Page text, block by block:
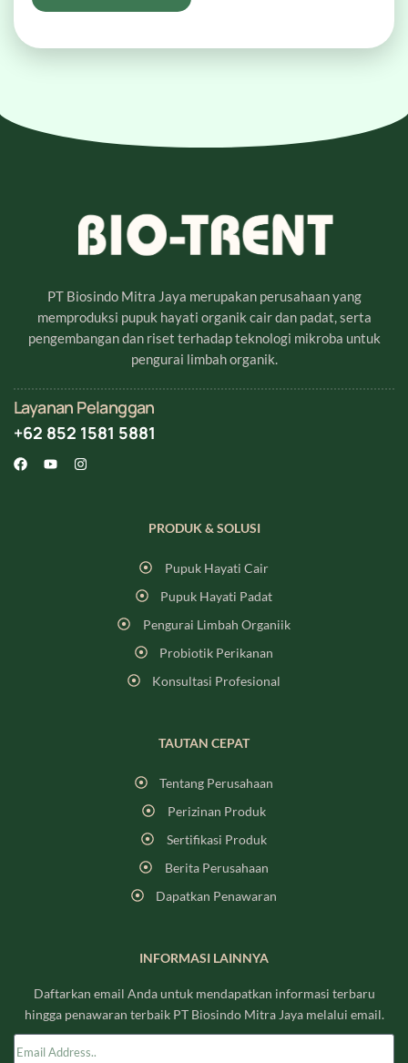
PT Biosindo Mitra Jaya merupakan perusahaan yang
memproduksi pupuk hayati organik cair dan padat, serta
pengembangan dan riset terhadap teknologi mikroba untuk
pengurai limbah organik.
Layanan Pelanggan
+62 852 1581 5881
PRODUK & SOLUSI
Pupuk Hayati Cair
Pupuk Hayati Padat
Pengurai Limbah Organiik
Probiotik Perikanan
Konsultasi Profesional
TAUTAN CEPAT
Tentang Perusahaan
Perizinan Produk
Sertifikasi Produk
Berita Perusahaan
Dapatkan Penawaran
INFORMASI LAINNYA
Daftarkan email Anda untuk mendapatkan informasi terbaru
hingga penawaran terbaik PT Biosindo Mitra Jaya melalui email.